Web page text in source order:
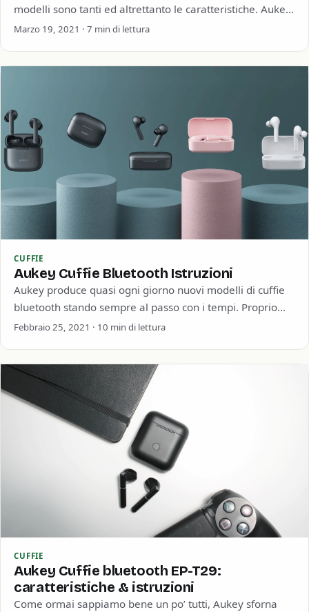
modelli sono tanti ed altrettanto le caratteristiche. Aukey
di certo non sta…
Marzo 19, 2021 · 7 min di lettura
CUFFIE
Aukey Cuffie Bluetooth Istruzioni
Aukey produce quasi ogni giorno nuovi modelli di cuffie
bluetooth stando sempre al passo con i tempi. Proprio
perché c’è chi preferisce…
Febbraio 25, 2021 · 10 min di lettura
CUFFIE
Aukey Cuffie bluetooth EP-T29:
caratteristiche & istruzioni
Come ormai sappiamo bene un po’ tutti, Aukey sforna